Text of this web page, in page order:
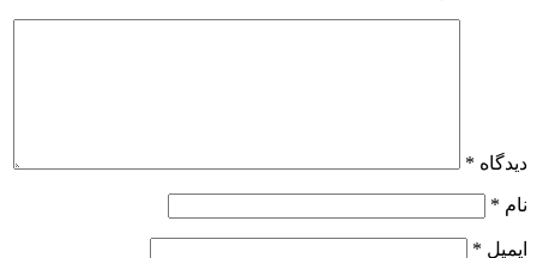
دیدگاه *
نام *
ایمیل *